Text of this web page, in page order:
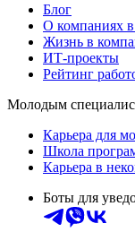
Блог
О компаниях
Жизнь в
ИТ-проекты
Рейтинг
Молодым
Карьера для
Школа
Карьера в
Боты для